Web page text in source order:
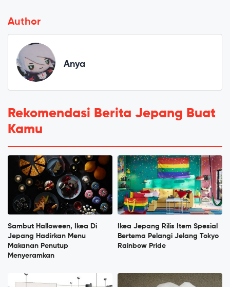
Author
Anya
Rekomendasi Berita Jepang Buat
Kamu
Sambut Halloween, Ikea Di
Jepang Hadirkan Menu
Makanan Penutup
Menyeramkan
Ikea Jepang Rilis Item Spesial
Bertema Pelangi Jelang Tokyo
Rainbow Pride